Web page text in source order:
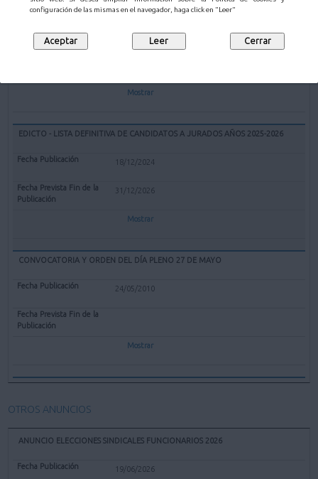
configuración de las mismas en el navegador, haga click en "Leer"
EXPEDIENTE REDENOMINACIÓN BOLERA CUBIERTA "EL PARQUE" DE
12/02/2025
Mostrar
EDICTO - LISTA DEFINITIVA DE CANDIDATOS A JURADOS AÑOS 2025-2026
18/12/2024
31/12/2026
Mostrar
CONVOCATORIA Y ORDEN DEL DÍA PLENO 27 DE MAYO
24/05/2010
Mostrar
OTROS ANUNCIOS
ANUNCIO ELECCIONES SINDICALES FUNCIONARIOS 2026
19/06/2026